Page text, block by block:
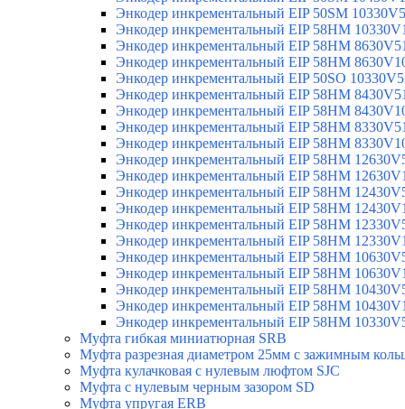
Энкодер инкрементальный EIP 50SM
Энкодер инкрементальный EIP 58HM
Энкодер инкрементальный EIP 58HM
Энкодер инкрементальный EIP 58HM
Энкодер инкрементальный EIP 50SO
Энкодер инкрементальный EIP 58HM
Энкодер инкрементальный EIP 58HM
Энкодер инкрементальный EIP 58HM
Энкодер инкрементальный EIP 58HM
Энкодер инкрементальный EIP 58HM
Энкодер инкрементальный EIP 58HM
Энкодер инкрементальный EIP 58HM
Энкодер инкрементальный EIP 58HM
Энкодер инкрементальный EIP 58HM
Энкодер инкрементальный EIP 58HM
Энкодер инкрементальный EIP 58HM
Энкодер инкрементальный EIP 58HM
Энкодер инкрементальный EIP 58HM
Энкодер инкрементальный EIP 58HM
Энкодер инкрементальный EIP 58HM
Муфта гибкая миниатюрная SRB
Муфта разрезная диаметром 25мм с зажимным
Муфта кулачковая с нулевым люфтом SJC
Муфта с нулевым черным зазором SD
Муфта упругая ERB